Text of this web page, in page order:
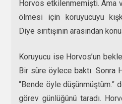
Horvos etkilenmemişti. Ama
ölmesi için koruyucuyu
Diye sırıtışının arasından
Koruyucu ise Horvos’un
Bir süre öylece baktı. Sonra
“Bende öyle düşünmüştüm.”
görev günlüğünü taradı.